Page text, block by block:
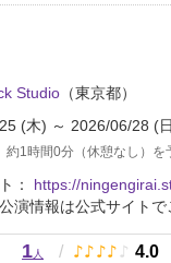
Studio （東京都）
(木) ～ 2026/06/28 (
約1時間0分（休憩なし）を
： https://
演情報は公式サイトで
1人 / ♪ ♪ ♪ ♪ ♪ 4.0